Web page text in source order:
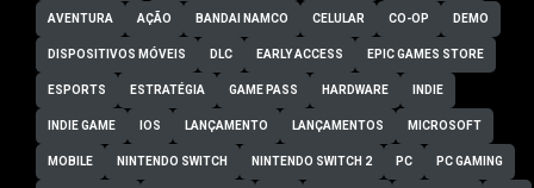
AVENTURA AÇÃO BANDAI NAMCO CELULAR CO-OP DEMO
DISPOSITIVOS MÓVEIS DLC EARLY ACCESS EPIC GAMES STORE
ESPORTS ESTRATÉGIA GAME PASS HARDWARE INDIE
INDIE GAME IOS LANÇAMENTO LANÇAMENTOS MICROSOFT
MOBILE NINTENDO SWITCH NINTENDO SWITCH 2 PC PC GAMING